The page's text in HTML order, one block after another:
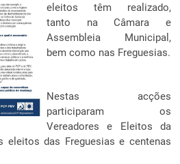
eleitos têm realizado,
tanto na Câmara e
Assembleia Municipal,
bem como nas Freguesias.
Nestas acções
participaram os
Vereadores e Eleitos da
eleitos das Freguesias e centenas